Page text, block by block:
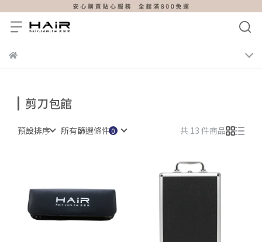
剪刀包館
預設排序 所有篩選條件 共 13 件商品